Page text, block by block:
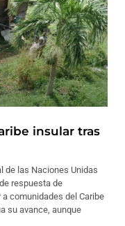
insular tras
de las Naciones Unidas
respuesta de
comunidades del Caribe
su avance, aunque